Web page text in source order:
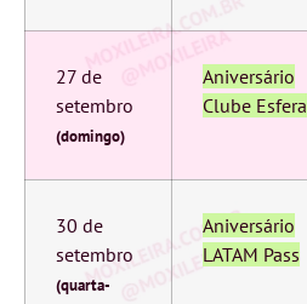
27 de
setembro
(domingo)
Aniversário
Clube Esfera
30 de
setembro
(quarta-
Aniversário
LATAM Pass